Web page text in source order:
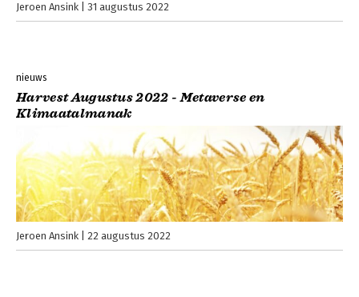
Jeroen Ansink 31 augustus 2022
nieuws
Harvest Augustus 2022 - Metaverse en
Klimaatalmanak
Jeroen Ansink 22 augustus 2022